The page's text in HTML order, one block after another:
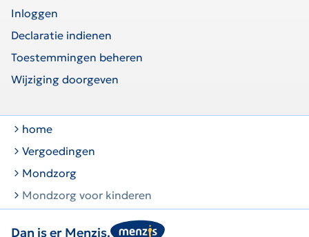
Inloggen
Declaratie indienen
Toestemmingen beheren
Wijziging doorgeven
home
Vergoedingen
Mondzorg
Mondzorg voor kinderen
Dan is er Menzis.